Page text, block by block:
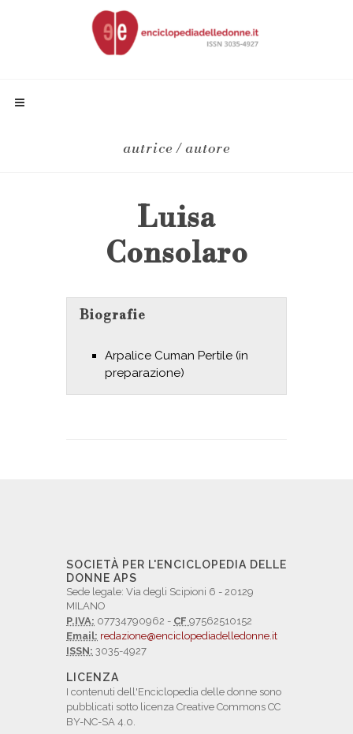
autrice / autore
Luisa
Consolaro
Biografie
Arpalice Cuman Pertile (in
preparazione)
SOCIETÀ PER L'ENCICLOPEDIA DELLE
DONNE APS
Sede legale: Via degli Scipioni 6 - 20129
MILANO
P.IVA: 07734790962 - CF 97562510152
Email: redazione@enciclopediadelledonne.it
ISSN: 3035-4927
LICENZA
I contenuti dell'Enciclopedia delle donne sono
pubblicati sotto licenza Creative Commons CC
BY-NC-SA 4.0.